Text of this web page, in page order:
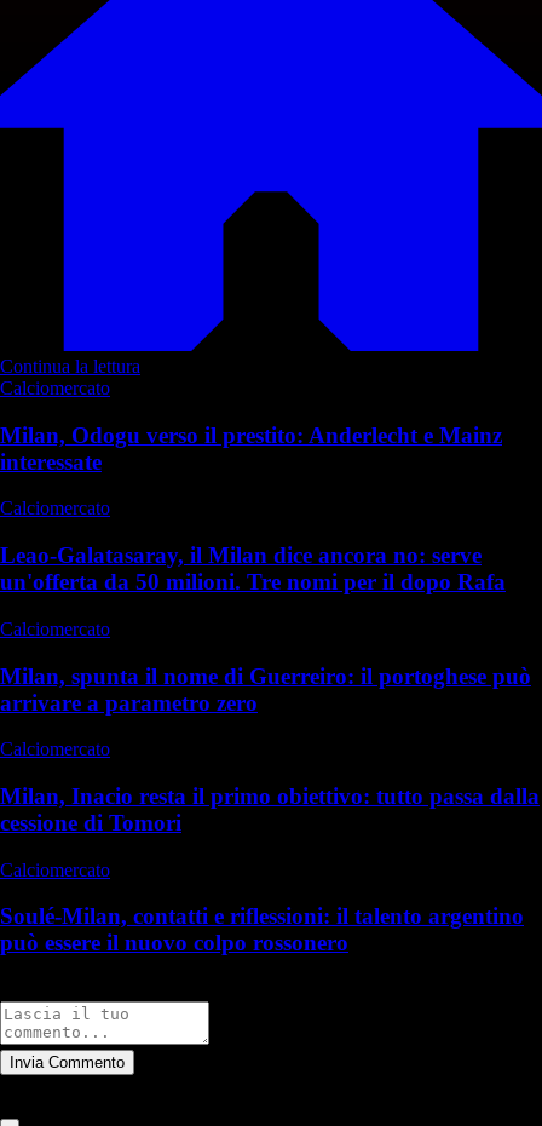
Continua la lettura
Calciomercato
Milan, Odogu verso il prestito: Anderlecht e Mainz
interessate
Calciomercato
Leao-Galatasaray, il Milan dice ancora no: serve
un'offerta da 50 milioni. Tre nomi per il dopo Rafa
Calciomercato
Milan, spunta il nome di Guerreiro: il portoghese può
arrivare a parametro zero
Calciomercato
Milan, Inacio resta il primo obiettivo: tutto passa dalla
cessione di Tomori
Calciomercato
Soulé-Milan, contatti e riflessioni: il talento argentino
può essere il nuovo colpo rossonero
Invia Commento